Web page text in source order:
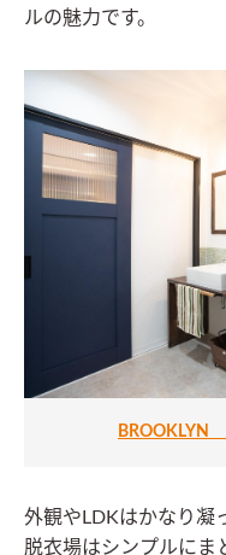
ルの魅力です。
BROOKLYN
外観やLDKはかなり凝
脱衣場はシンプルにま